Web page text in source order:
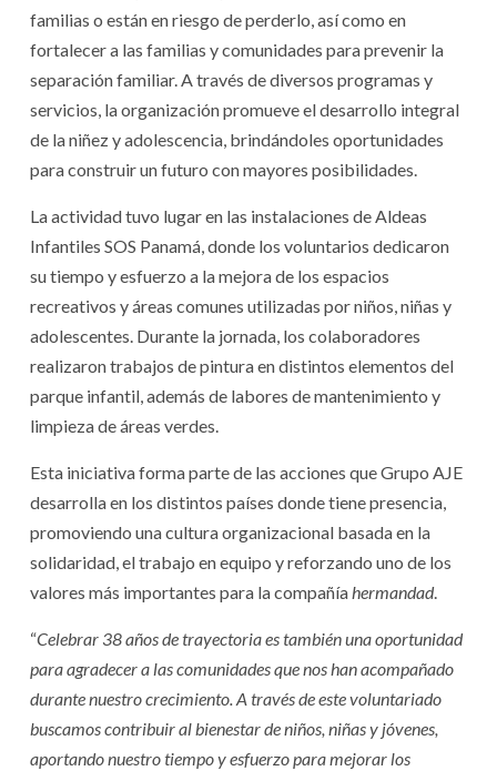
familias o están en riesgo de perderlo, así como en
fortalecer a las familias y comunidades para prevenir la
separación familiar. A través de diversos programas y
servicios, la organización promueve el desarrollo integral
de la niñez y adolescencia, brindándoles oportunidades
para construir un futuro con mayores posibilidades.
La actividad tuvo lugar en las instalaciones de Aldeas
Infantiles SOS Panamá, donde los voluntarios dedicaron
su tiempo y esfuerzo a la mejora de los espacios
recreativos y áreas comunes utilizadas por niños, niñas y
adolescentes. Durante la jornada, los colaboradores
realizaron trabajos de pintura en distintos elementos del
parque infantil, además de labores de mantenimiento y
limpieza de áreas verdes.
Esta iniciativa forma parte de las acciones que Grupo AJE
desarrolla en los distintos países donde tiene presencia,
promoviendo una cultura organizacional basada en la
solidaridad, el trabajo en equipo y reforzando uno de los
valores más importantes para la compañía hermandad.
“Celebrar 38 años de trayectoria es también una oportunidad
para agradecer a las comunidades que nos han acompañado
durante nuestro crecimiento. A través de este voluntariado
buscamos contribuir al bienestar de niños, niñas y jóvenes,
aportando nuestro tiempo y esfuerzo para mejorar los